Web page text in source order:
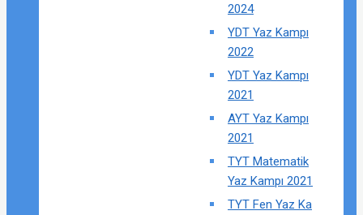
2024
YDT Yaz Kampı
2022
YDT Yaz Kampı
2021
AYT Yaz Kampı
2021
TYT Matematik
Yaz Kampı 2021
TYT Fen Yaz Ka